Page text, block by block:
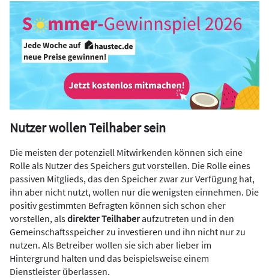
Nutzer wollen Teilhaber sein
Die meisten der potenziell Mitwirkenden können sich eine
Rolle als Nutzer des Speichers gut vorstellen. Die Rolle eines
passiven Mitglieds, das den Speicher zwar zur Verfügung hat,
ihn aber nicht nutzt, wollen nur die wenigsten einnehmen. Die
positiv gestimmten Befragten können sich schon eher
vorstellen, alsdirekter Teilhaberaufzutreten und in den
Gemeinschaftsspeicher zu investieren und ihn nicht nur zu
nutzen. Als Betreiber wollen sie sich aber lieber im
Hintergrund halten und das beispielsweise einem
Dienstleister überlassen.